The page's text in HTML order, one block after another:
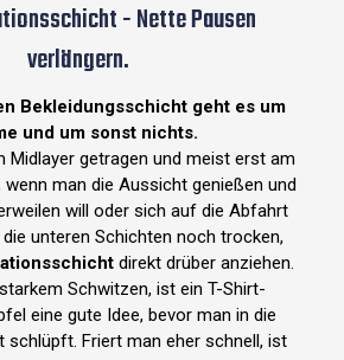
- Nette Pausen
verlängern.
Bekleidungsschicht geht es um
und um sonst nichts.
Midlayer getragen und meist erst am
wenn man die Aussicht genießen und
will oder sich auf die Abfahrt
unteren Schichten noch trocken,
direkt drüber anziehen.
Schwitzen, ist ein T-Shirt-
eine gute Idee, bevor man in die
schlüpft. Friert man eher schnell, ist